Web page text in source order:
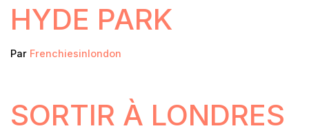
HYDE PARK
Par Frenchiesinlondon
SORTIR À LONDRES